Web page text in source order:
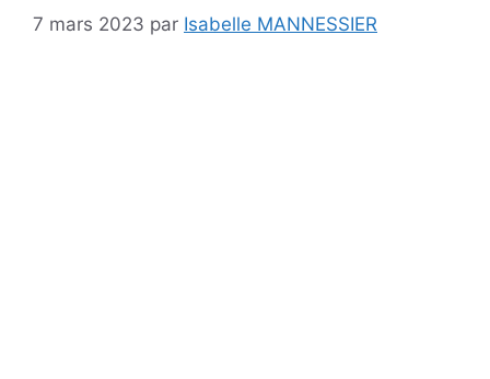
7 mars 2023 par Isabelle MANNESSIER